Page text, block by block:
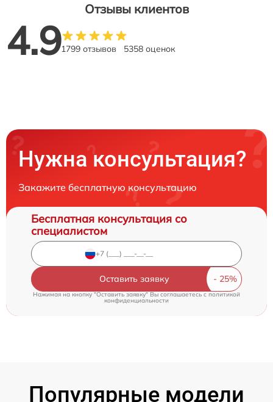
Отзывы клиентов
4.91799 отзывов 5358 оценок
Нужна консультация?
Закажите бесплатную консультацию
Бесплатная консультация со
специалистом
Оставить заявку
Нажимая на кнопку "Оставить заявку" Вы соглашаетесь cполитикой
конфиденциальности
Популярные модели